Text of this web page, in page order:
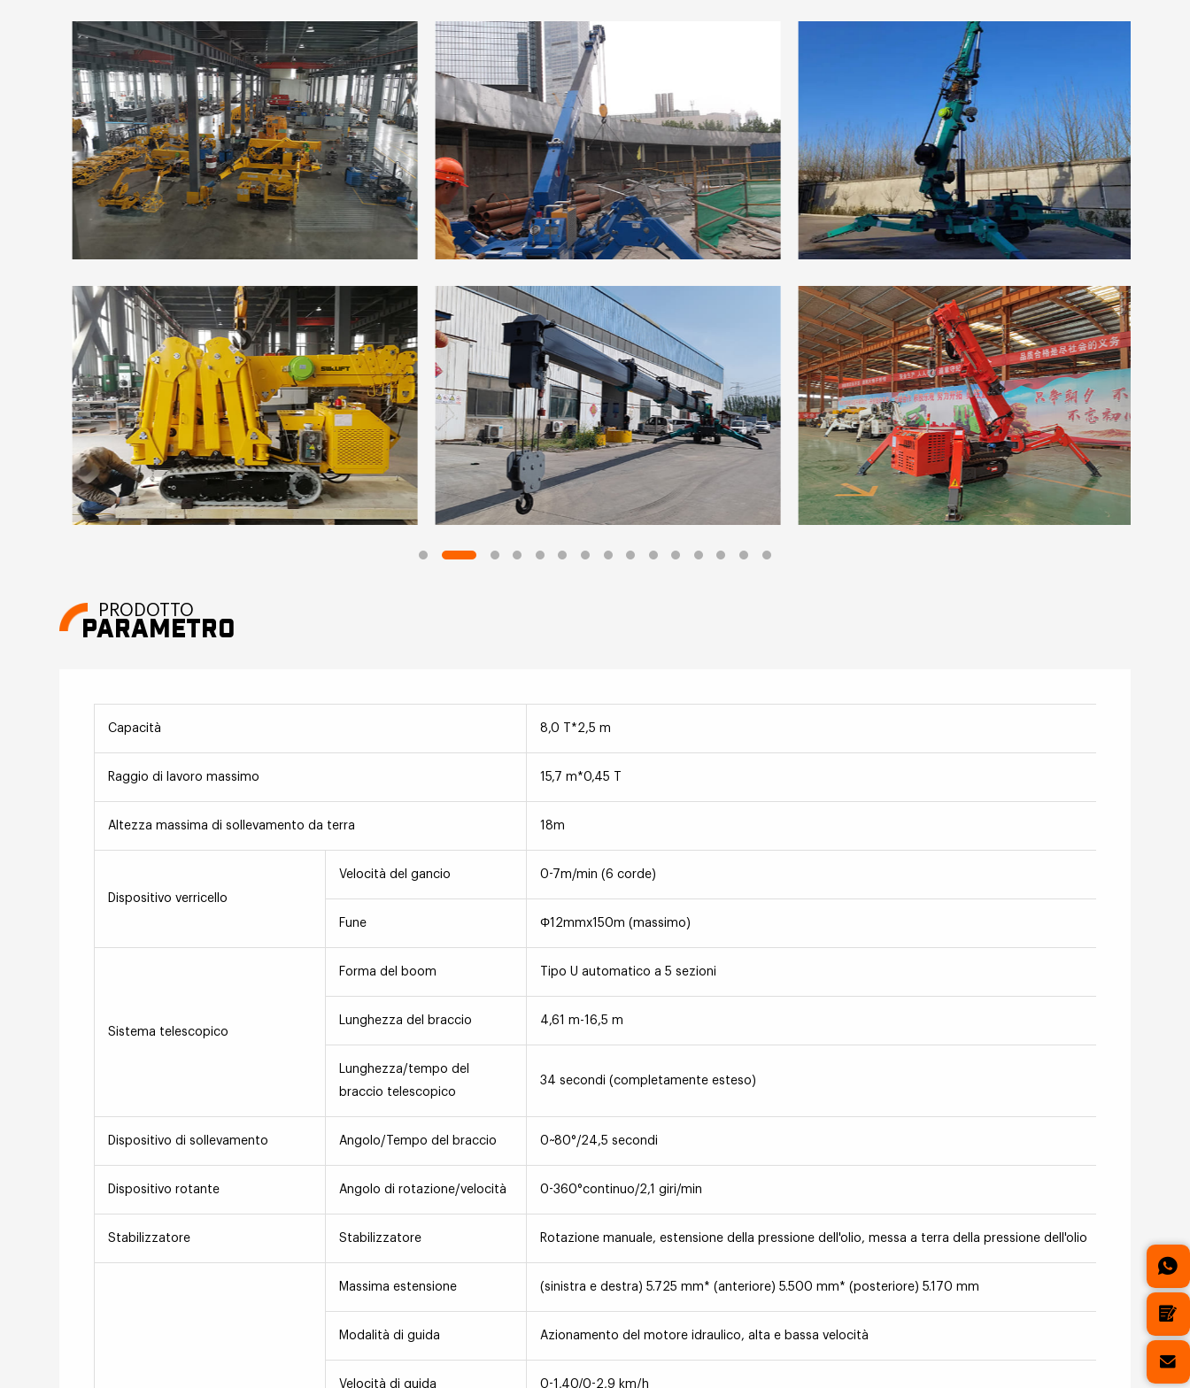
PRODOTTO
PARAMETRO
Capacità 8,0 T*2,5 m
Raggio di lavoro massimo 15,7 m*0,45 T
Altezza massima di sollevamento da terra 18m
Dispositivo verricello
Velocità del gancio 0-7m/min (6 corde)
Fune Φ12mmx150m (massimo)
Sistema telescopico
Forma del boom Tipo U automatico a 5 sezioni
Lunghezza del braccio 4,61 m-16,5 m
Lunghezza/tempo del
braccio telescopico
34 secondi (completamente esteso)
Dispositivo di sollevamento Angolo/Tempo del braccio 0~80°/24,5 secondi
Dispositivo rotante Angolo di rotazione/velocità 0-360°continuo/2,1 giri/min
Stabilizzatore Stabilizzatore Rotazione manuale, estensione della pressione dell'olio, messa a terra della pressione dell'olio
Massima estensione (sinistra e destra) 5.725 mm* (anteriore) 5.500 mm* (posteriore) 5.170 mm
Modalità di guida Azionamento del motore idraulico, alta e bassa velocità
Velocità di guida 0-1,40/0-2,9 km/h